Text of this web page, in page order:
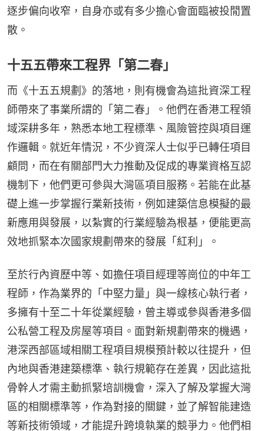
逐步偏向收窄，自身亦或有多少擔心會面臨被投閒置
散。
十五五帶來工程界「第二春」
而《十五五規劃》的落地，則有機會為這批資深工程
師帶來了事業所謂的「第二春」。他們在香港工程領
域深耕多年，熟悉本地工程標準、風險管控與項目運
作邏輯。就近年情況，不少資深人士似乎已轉任項目
顧問，而在有關部門大力推動及促成的專業資格互認
機制下，他們更可參與大灣區項目服務。若能在此基
礎上進一步掌握行業新技術，例如建築信息模擬的最
新應用與發展，以紮實的行業經驗為根基，便能更高
效地抓緊本次國家規劃帶來的發展「紅利」。
至於行內資歷中等、如擔任項目經理等崗位的中年工
程師，作為業界的「中堅力量」與一線核心執行者，
多擁有十至二十年從業經驗，曾主導或參與香港多個
公私營工程及房屋等項目。面對新規劃帶來的機遇，
港深西部區域相關工程項目規模預計較以往提升，但
內地與香港建築標準、執行規範存在差異，因此這批
骨幹人才需主動抓緊培訓機會，深入了解及掌握大灣
區的相關標準等，作為對接的關鍵，並了解智能建造
等新技術領域，才能提升跨境執業的競爭力。他們相